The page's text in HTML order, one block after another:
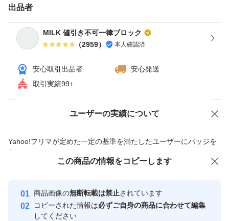
出品者
MILK 値引き不可一律ブロック
（2959） 本人確認済
安心取引出品者
安心発送
取引実績99+
ユーザーの実績について
Yahoo!フリマが定めた一定の基準を満たしたユーザーにバッジを
付与しています
安心取引出品者
心・安全なユーザーです
取引実績
価格の相談 商品への質問
この商品の情報をコピーします
商品画像の無断転載は禁止されています
コピーされた情報は必ずご自身の商品に合わせて編集
してください
この商品をみている人にオススメ